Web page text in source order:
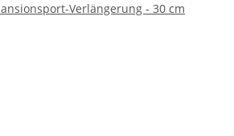
Verlängerung - 30 cm